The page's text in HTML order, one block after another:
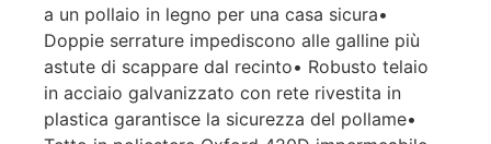
a un pollaio in legno per una casa sicura•
Doppie serrature impediscono alle galline più
astute di scappare dal recinto• Robusto telaio
in acciaio galvanizzato con rete rivestita in
plastica garantisce la sicurezza del pollame•